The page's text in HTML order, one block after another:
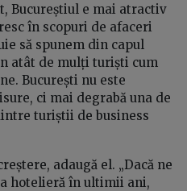
Bucureștiul e mai atractiv
în scopuri de afaceri
să spunem din capul
atât de mulți turiști cum
București nu este
ci mai degrabă una de
turiștii de business
adaugă el. „Dacă ne
hotelieră în ultimii ani,